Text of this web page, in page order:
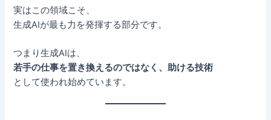
実はこの領域こそ、
生成AIが最も力を発揮する部分です。
つまり生成AIは、
若手の仕事を置き換えるのではなく、助ける技術
として使われ始めています。